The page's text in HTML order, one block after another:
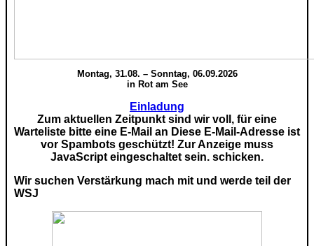
Montag, 31.08. – Sonntag, 06.09.2026
in Rot am See
Einladung
Zum aktuellen Zeitpunkt sind wir voll, für eine
Warteliste bitte eine E-Mail an Diese E-Mail-Adresse ist
vor Spambots geschützt! Zur Anzeige muss
JavaScript eingeschaltet sein. schicken.
Wir suchen Verstärkung mach mit und werde teil der
WSJ